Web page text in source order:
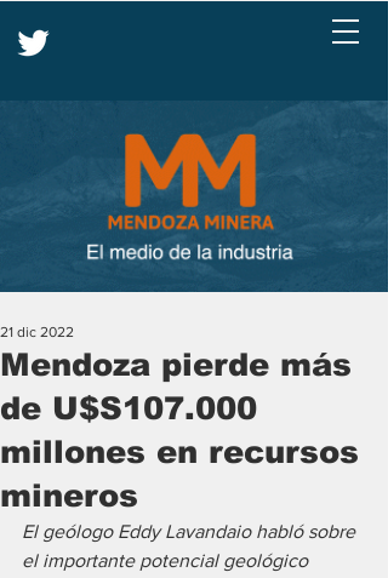
Mendoza pierde más
de U$S107.000
millones en recursos
mineros
21 dic 2022
El geólogo Eddy Lavandaio habló sobre
el importante potencial geológico